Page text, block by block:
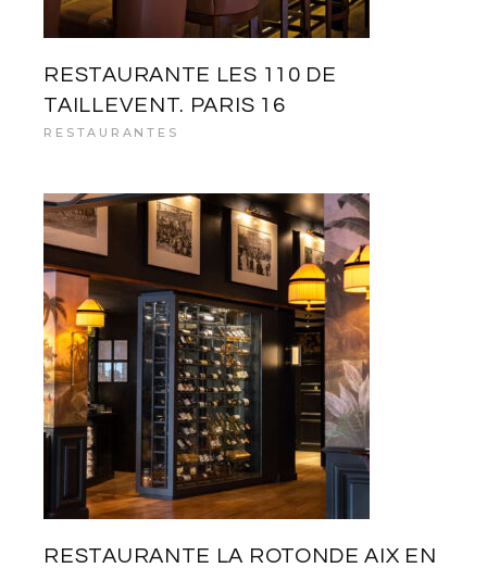
RESTAURANTE LES 110 DE
TAILLEVENT. PARIS 16
RESTAURANTES
RESTAURANTE LA ROTONDE AIX EN